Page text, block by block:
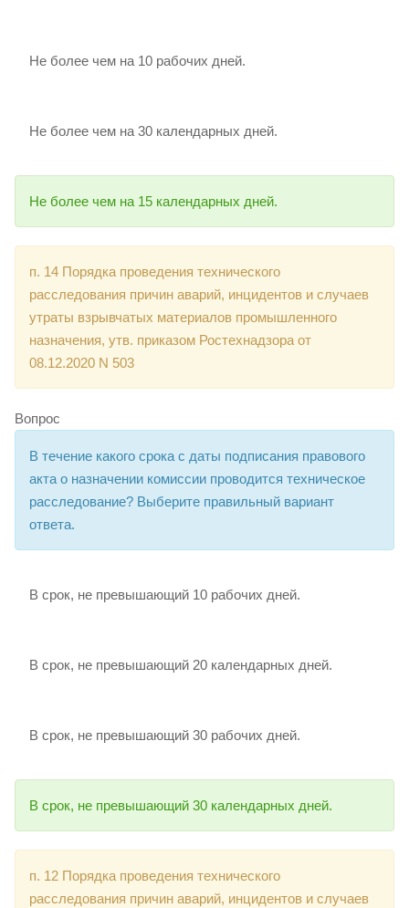
Не более чем на 10 рабочих дней.
Не более чем на 30 календарных дней.
Не более чем на 15 календарных дней.
п. 14 Порядка проведения технического
расследования причин аварий, инцидентов и случаев
утраты взрывчатых материалов промышленного
назначения, утв. приказом Ростехнадзора от
08.12.2020 N 503
Вопрос
В течение какого срока с даты подписания правового
акта о назначении комиссии проводится техническое
расследование? Выберите правильный вариант
ответа.
В срок, не превышающий 10 рабочих дней.
В срок, не превышающий 20 календарных дней.
В срок, не превышающий 30 рабочих дней.
В срок, не превышающий 30 календарных дней.
п. 12 Порядка проведения технического
расследования причин аварий, инцидентов и случаев